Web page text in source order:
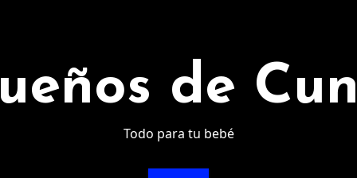
de
Todo para tu bebé